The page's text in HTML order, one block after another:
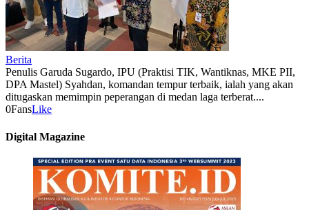
Berita
Penulis Garuda Sugardo, IPU (Praktisi TIK, Wantiknas, MKE PII,
DPA Mastel) Syahdan, komandan tempur terbaik, ialah yang akan
ditugaskan memimpin peperangan di medan laga terberat....
0FansLike
Digital Magazine